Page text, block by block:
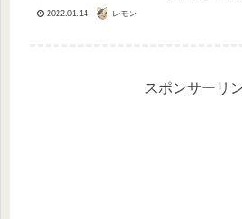
2022.01.14 レモン
スポンサーリ